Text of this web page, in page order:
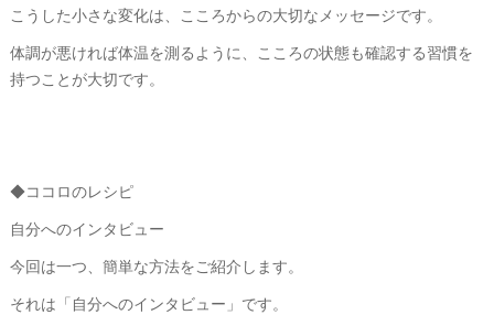
こうした小さな変化は、こころからの大切なメッセージです。
体調が悪ければ体温を測るように、こころの状態も確認する習慣を
持つことが大切です。
◆ココロのレシピ
自分へのインタビュー
今回は一つ、簡単な方法をご紹介します。
それは「自分へのインタビュー」です。